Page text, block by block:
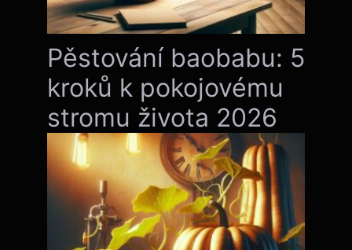
Pěstování baobabu: 5
kroků k pokojovému
stromu života 2026